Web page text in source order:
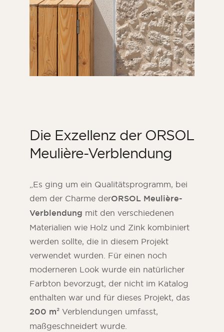
Die Exzellenz der ORSOL
Meulière-Verblendung
„Es ging um ein Qualitätsprogramm, bei
dem der Charme derORSOL Meulière-
Verblendung mit den verschiedenen
Materialien wie Holz und Zink kombiniert
werden sollte, die in diesem Projekt
verwendet wurden. Für einen noch
moderneren Look wurde ein natürlicher
Farbton bevorzugt, der nicht im Katalog
enthalten war und für dieses Projekt, das
200 m² Verblendungen umfasst,
maßgeschneidert wurde.